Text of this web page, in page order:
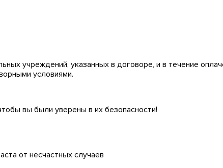
учреждений, указанных в договоре, и в течение
условиями.
вы были уверены в их безопасности!
от несчастных случаев